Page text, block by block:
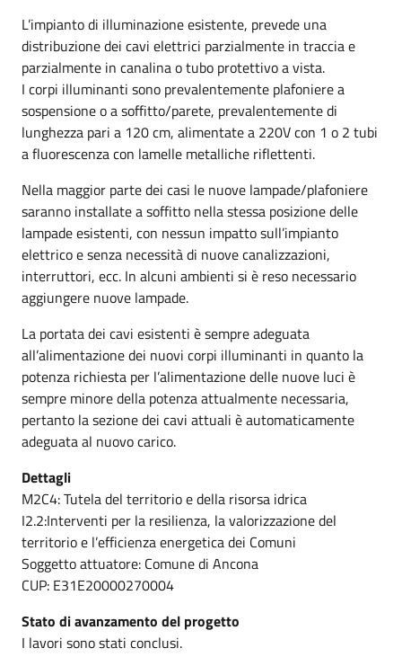
L’impianto di illuminazione esistente, prevede una
distribuzione dei cavi elettrici parzialmente in traccia e
parzialmente in canalina o tubo protettivo a vista.
I corpi illuminanti sono prevalentemente plafoniere a
sospensione o a soffitto/parete, prevalentemente di
lunghezza pari a 120 cm, alimentate a 220V con 1 o 2 tubi
a fluorescenza con lamelle metalliche riflettenti.
Nella maggior parte dei casi le nuove lampade/plafoniere
saranno installate a soffitto nella stessa posizione delle
lampade esistenti, con nessun impatto sull’impianto
elettrico e senza necessità di nuove canalizzazioni,
interruttori, ecc. In alcuni ambienti si è reso necessario
aggiungere nuove lampade.
La portata dei cavi esistenti è sempre adeguata
all’alimentazione dei nuovi corpi illuminanti in quanto la
potenza richiesta per l’alimentazione delle nuove luci è
sempre minore della potenza attualmente necessaria,
pertanto la sezione dei cavi attuali è automaticamente
adeguata al nuovo carico.
Dettagli
M2C4: Tutela del territorio e della risorsa idrica
I2.2:Interventi per la resilienza, la valorizzazione del
territorio e l’efficienza energetica dei Comuni
Soggetto attuatore: Comune di Ancona
CUP: E31E20000270004
Stato di avanzamento del progetto
I lavori sono stati conclusi.